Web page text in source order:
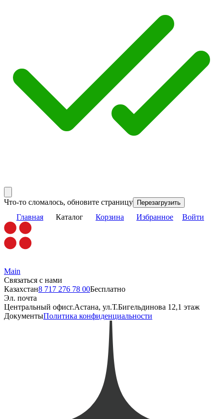
Что-то сломалось, обновите страницу Перезагрузить
Главная Каталог Корзина Избранное Войти
Main
Связаться с нами
Казахстан8 717 276 78 00Бесплатно
Эл. почта
Центральный офисг.Астана, ул.Т.Бигельдинова 12,1 этаж
ДокументыПолитика конфиденциальности